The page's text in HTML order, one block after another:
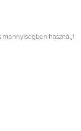
mennyiségben használj!